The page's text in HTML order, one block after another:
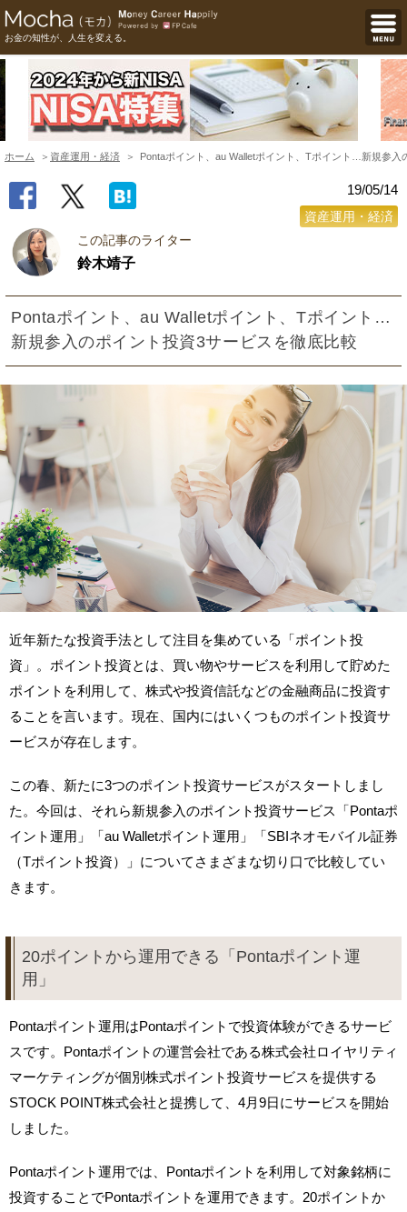
お金の知性が、人生を変える。
ホーム 資産運用・経済 Pontaポイント、au Walletポイント、Tポイント…新規参入
19/05/14
資産運用・経済
この記事のライター
鈴木靖子
Pontaポイント、au Walletポイント、Tポイント…
新規参入のポイント投資3サービスを徹底比較
近年新たな投資手法として注目を集めている「ポイント投
資」。ポイント投資とは、買い物やサービスを利用して貯めた
ポイントを利用して、株式や投資信託などの金融商品に投資す
ることを言います。現在、国内にはいくつものポイント投資サ
ービスが存在します。
この春、新たに3つのポイント投資サービスがスタートしまし
た。今回は、それら新規参入のポイント投資サービス「Pontaポ
イント運用」「au Walletポイント運用」「SBIネオモバイル証券
（Tポイント投資）」についてさまざまな切り口で比較してい
きます。
20ポイントから運用できる「Pontaポイント運
用」
Pontaポイント運用はPontaポイントで投資体験ができるサービ
スです。Pontaポイントの運営会社である株式会社ロイヤリティ
マーケティングが個別株式ポイント投資サービスを提供する
STOCK POINT株式会社と提携して、4月9日にサービスを開始
しました。
Pontaポイント運用では、Pontaポイントを利用して対象銘柄に
投資することでPontaポイントを運用できます。20ポイントか